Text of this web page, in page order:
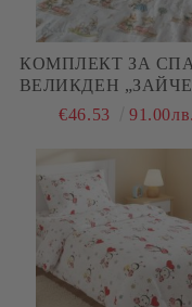
КОМПЛЕКТ ЗА
ВЕЛИКДЕН
МИШКИ“ – 100%
(РАНФОРС), 4
€46.53 91.00лв.